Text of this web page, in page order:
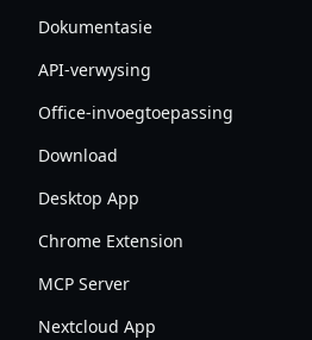
Dokumentasie
API-verwysing
Office-invoegtoepassing
Download
Desktop App
Chrome Extension
MCP Server
Nextcloud App